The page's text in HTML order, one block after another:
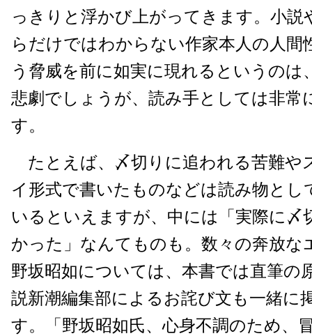
っきりと浮かび上がってきます。小説
らだけではわからない作家本人の人間
う脅威を前に如実に現れるというのは
悲劇でしょうが、読み手としては非常
す。
たとえば、〆切りに追われる苦難や
イ形式で書いたものなどは読み物とし
いるといえますが、中には「実際に〆
かった」なんてものも。数々の奔放な
野坂昭如については、本書では直筆の
説新潮編集部によるお詫び文も一緒に
す。「野坂昭如氏、心身不調のため、